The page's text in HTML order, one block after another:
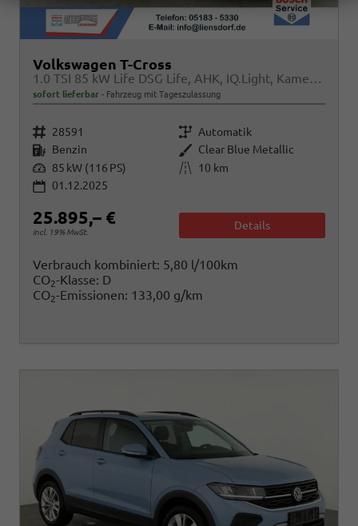
Volkswagen T-Cross
1.0 TSI 85 kW Life DSG Life, AHK, IQ.Light, Kamera, ACC, Side, Winter, 17-Zoll
sofort lieferbar Fahrzeug mit Tageszulassung
Fahrzeugnr. 28591 Getriebe Automatik
Kraftstoff Benzin Außenfarbe Clear Blue Metallic
Leistung 85 kW (116 PS) Kilometerstand
10 km
01.12.2025
25.895,– €
incl. 19% MwSt.
Details
Verbrauch kombiniert: 5,80 l/100km
CO2-Klasse: D
CO2-Emissionen: 133,00 g/km